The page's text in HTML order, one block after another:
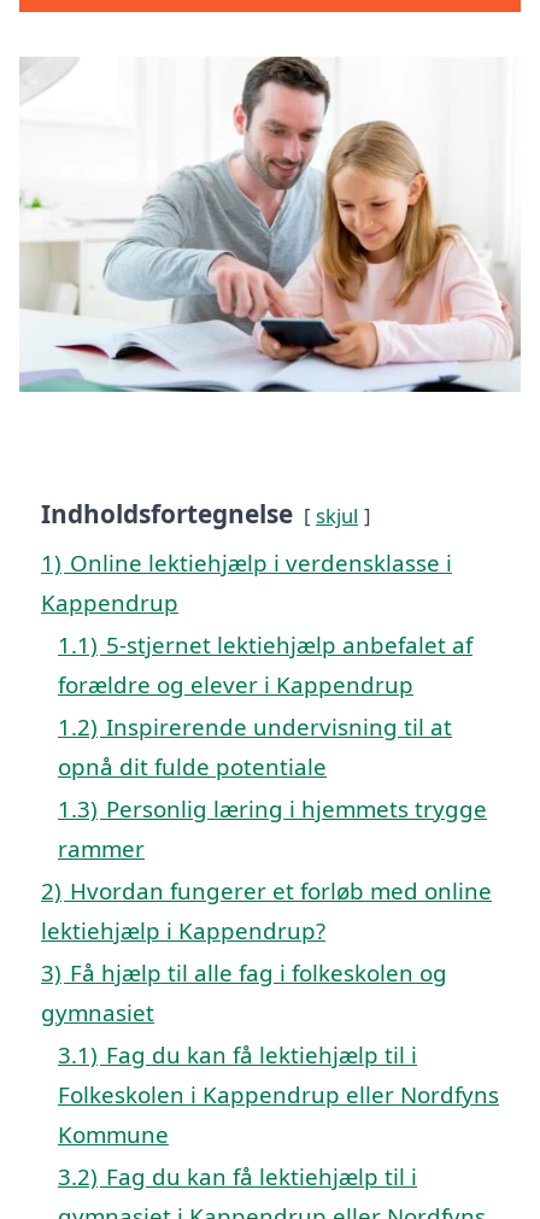
Indholdsfortegnelse skjul
1) Online lektiehjælp i verdensklasse i
Kappendrup
1.1) 5-stjernet lektiehjælp anbefalet af
forældre og elever i Kappendrup
1.2) Inspirerende undervisning til at
opnå dit fulde potentiale
1.3) Personlig læring i hjemmets trygge
rammer
2) Hvordan fungerer et forløb med online
lektiehjælp i Kappendrup?
3) Få hjælp til alle fag i folkeskolen og
gymnasiet
3.1) Fag du kan få lektiehjælp til i
Folkeskolen i Kappendrup eller Nordfyns
Kommune
3.2) Fag du kan få lektiehjælp til i